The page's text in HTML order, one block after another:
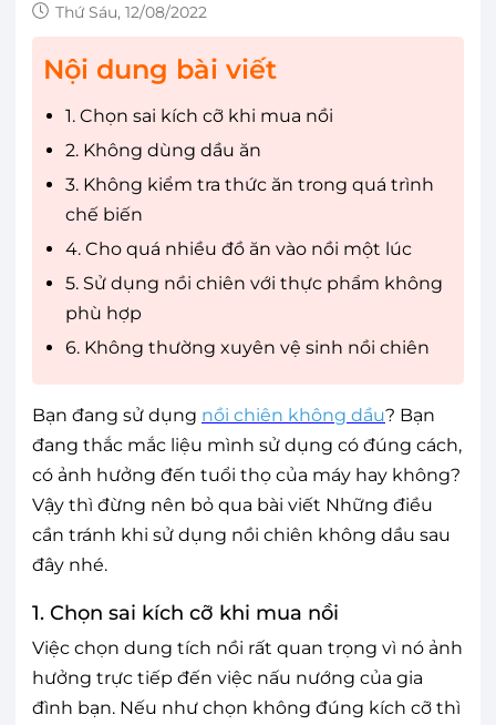
Thứ Sáu, 12/08/2022
Nội dung bài viết
1. Chọn sai kích cỡ khi mua nồi
2. Không dùng dầu ăn
3. Không kiểm tra thức ăn trong quá trình
chế biến
4. Cho quá nhiều đồ ăn vào nồi một lúc
5. Sử dụng nồi chiên với thực phẩm không
phù hợp
6. Không thường xuyên vệ sinh nồi chiên
Bạn đang sử dụng nồi chiên không dầu? Bạn
đang thắc mắc liệu mình sử dụng có đúng cách,
có ảnh hưởng đến tuổi thọ của máy hay không?
Vậy thì đừng nên bỏ qua bài viết Những điều
cần tránh khi sử dụng nồi chiên không dầu sau
đây nhé.
1. Chọn sai kích cỡ khi mua nồi
Việc chọn dung tích nồi rất quan trọng vì nó ảnh
hưởng trực tiếp đến việc nấu nướng của gia
đình bạn. Nếu như chọn không đúng kích cỡ thì